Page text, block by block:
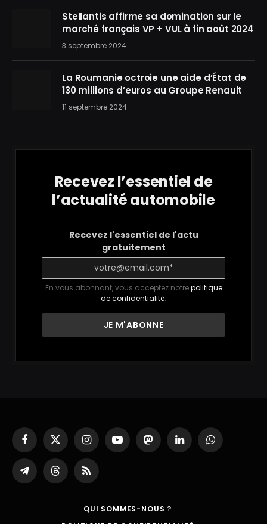
Stellantis affirme sa domination sur le
marché français VP + VUL à fin août 2024
3 septembre 2024
La Roumanie octroie une aide d’État de
130 millions d’euros au Groupe Renault
11 septembre 2024
Recevez l’essentiel de
l’actualité automobile
Recevez l'essentiel de l'actu
gratuitement
En vous abonnant, vous acceptez notrepolitique
de confidentialité.
Facebook
X
(Twitter)
InstagramYouTubeMastodonLinkedInWhatsApp
Partager
sur
ThreadsRSS
QUI SOMMES-NOUS ?